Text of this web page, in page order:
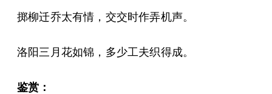
掷柳迁乔太有情，交交时作弄机声。
洛阳三月花如锦，多少工夫织得成。
鉴赏：